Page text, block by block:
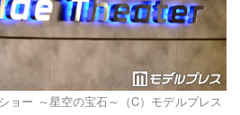
ョー ～星空の宝石～（C）モデルプレス